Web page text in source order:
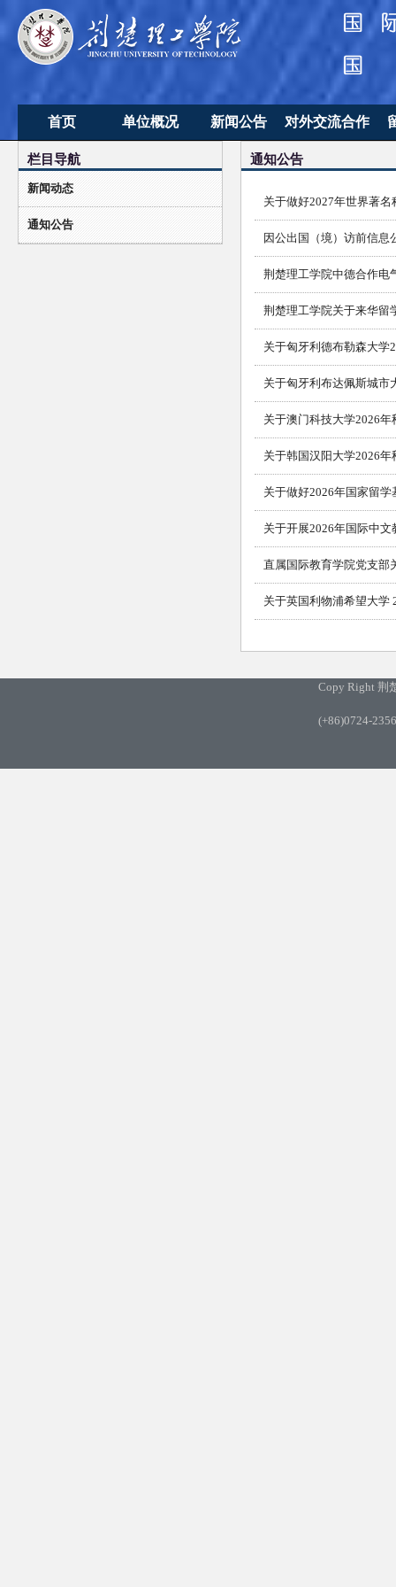
首页 单位概况
单位简介
新闻公告
新闻动态
对外交流合作
合作办学项目
教工留学研修
学生海外交流 国
栏目导航
新闻动态
通知公告
通知公告
关于做好2027年世界著
因公出国（境）访前信息
荆楚理工学院中德合作
荆楚理工学院关于来华留
关于匈牙利德布勒森大学
关于匈牙利布达佩斯城市
关于澳门科技大学2026
关于韩国汉阳大学2026
关于做好2026年国家留
关于开展2026年国际中
直属国际教育学院党支部
关于英国利物浦希望大学
Copy Right 荆
(+86)0724-